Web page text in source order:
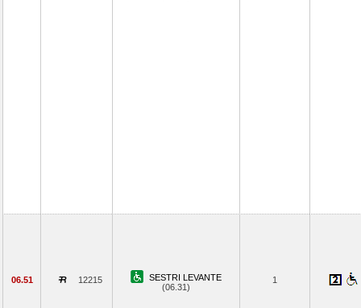
06.51 12215
SESTRI LEVANTE
(06.31)
1